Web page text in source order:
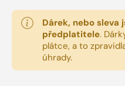
Dárek, nebo sleva
předplatitele.
plátce, a to
úhrady.